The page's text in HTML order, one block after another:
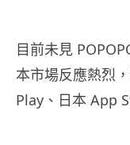
目前未見
本市場反應熱烈
Play、日本 App